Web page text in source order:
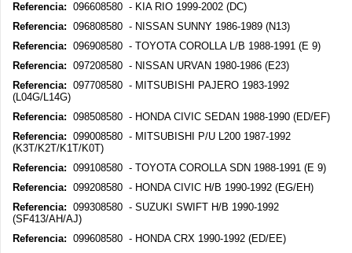
Referencia: 096608580 - KIA RIO 1999-2002 (DC)
Referencia: 096808580 - NISSAN SUNNY 1986-1989 (N13)
Referencia: 096908580 - TOYOTA COROLLA L/B 1988-1991 (E 9)
Referencia: 097208580 - NISSAN URVAN 1980-1986 (E23)
Referencia: 097708580 - MITSUBISHI PAJERO 1983-1992
(L04G/L14G)
Referencia: 098508580 - HONDA CIVIC SEDAN 1988-1990 (ED/EF)
Referencia: 099008580 - MITSUBISHI P/U L200 1987-1992
(K3T/K2T/K1T/K0T)
Referencia: 099108580 - TOYOTA COROLLA SDN 1988-1991 (E 9)
Referencia: 099208580 - HONDA CIVIC H/B 1990-1992 (EG/EH)
Referencia: 099308580 - SUZUKI SWIFT H/B 1990-1992
(SF413/AH/AJ)
Referencia: 099608580 - HONDA CRX 1990-1992 (ED/EE)